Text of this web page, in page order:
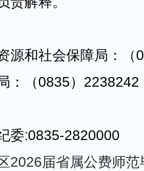
源和社会保障局：（
：（0835）2238242
委:0835-2820000
2026届省属公费师